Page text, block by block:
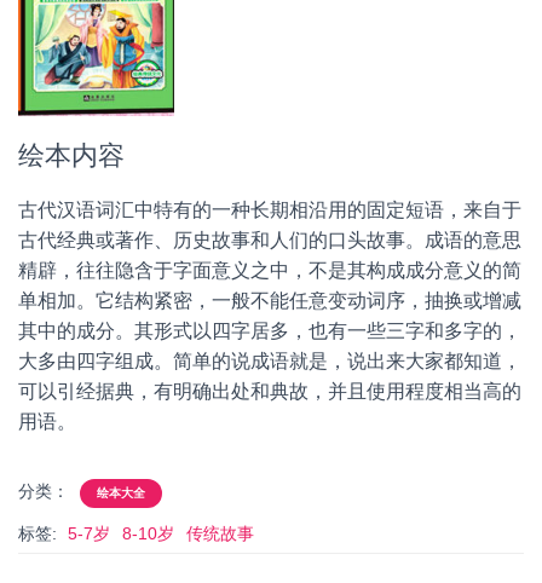
绘本内容
古代汉语词汇中特有的一种长期相沿用的固定短语，来自于
古代经典或著作、历史故事和人们的口头故事。成语的意思
精辟，往往隐含于字面意义之中，不是其构成成分意义的简
单相加。它结构紧密，一般不能任意变动词序，抽换或增减
其中的成分。其形式以四字居多，也有一些三字和多字的，
大多由四字组成。简单的说成语就是，说出来大家都知道，
可以引经据典，有明确出处和典故，并且使用程度相当高的
用语。
分类： 绘本大全
标签: 5-7岁 8-10岁 传统故事